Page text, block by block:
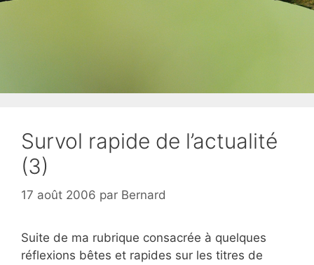
Survol rapide de l’actualité
(3)
17 août 2006 par Bernard
Suite de ma rubrique consacrée à quelques
réflexions bêtes et rapides sur les titres de